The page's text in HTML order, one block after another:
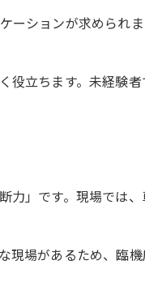
ションが求められま
役立ちます。未経験
力」です。現場では
現場があるため、臨